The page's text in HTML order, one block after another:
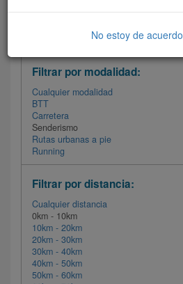
Filtrar las rutas
Filtrar por modalidad:
Cualquier modalidad
BTT
Carretera
Senderismo
Rutas urbanas a pie
Running
Filtrar por distancia:
Cualquier distancia
0km - 10km
10km - 20km
20km - 30km
30km - 40km
40km - 50km
50km - 60km
No estoy de acuerdo